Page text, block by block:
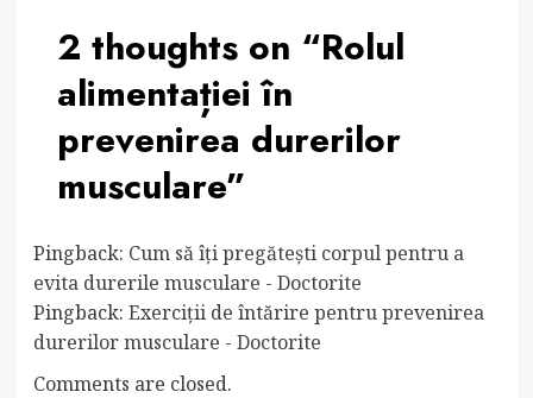
2 thoughts on “Rolul
alimentației în
prevenirea durerilor
musculare”
Pingback: Cum să îți pregătești corpul pentru a
evita durerile musculare - Doctorite
Pingback: Exerciții de întărire pentru prevenirea
durerilor musculare - Doctorite
Comments are closed.